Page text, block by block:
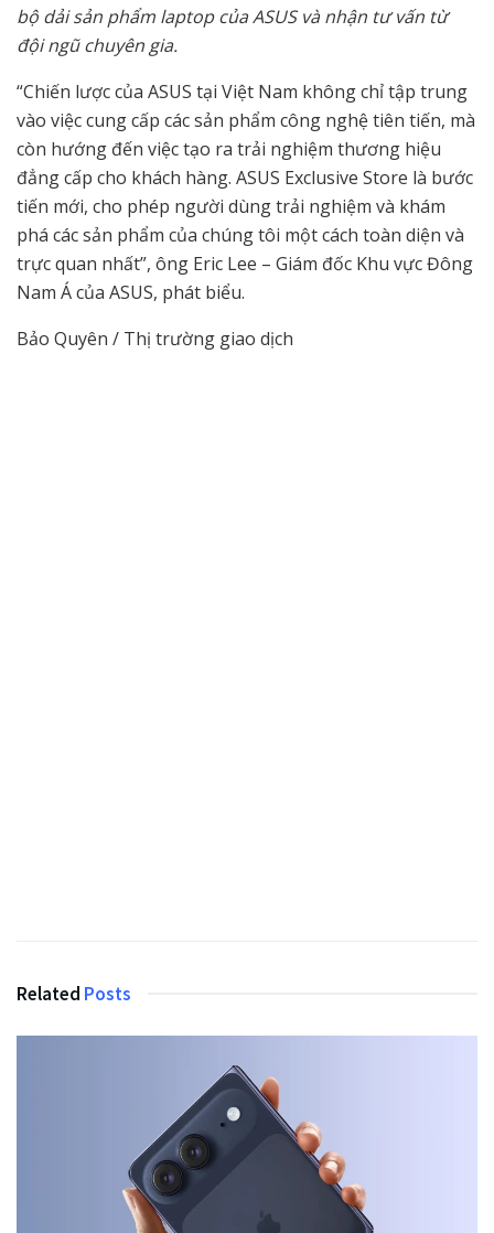
bộ dải sản phẩm laptop của ASUS và nhận tư vấn từ
đội ngũ chuyên gia.
“Chiến lược của ASUS tại Việt Nam không chỉ tập trung
vào việc cung cấp các sản phẩm công nghệ tiên tiến, mà
còn hướng đến việc tạo ra trải nghiệm thương hiệu
đẳng cấp cho khách hàng. ASUS Exclusive Store là bước
tiến mới, cho phép người dùng trải nghiệm và khám
phá các sản phẩm của chúng tôi một cách toàn diện và
trực quan nhất”, ông Eric Lee – Giám đốc Khu vực Đông
Nam Á của ASUS, phát biểu.
Bảo Quyên / Thị trường giao dịch
Related Posts